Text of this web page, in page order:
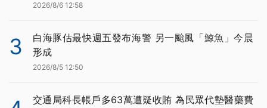
2026/8/6 12:58
3
白海豚估最快週五發布海警 另一颱風「鯨魚」今晨
形成
2026/8/5 12:50
交通局科長帳戶多63萬遭疑收賄 為民眾代墊醫藥費